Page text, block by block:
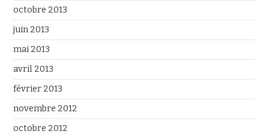
octobre 2013
juin 2013
mai 2013
avril 2013
février 2013
novembre 2012
octobre 2012